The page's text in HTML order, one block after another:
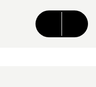
CONTENU